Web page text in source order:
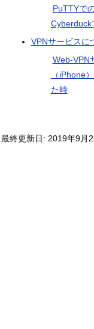
PuTTYで
Cyberduck
VPNサービスに
Web-VPN
（iPhone）
た時
最終更新日: 2019年9月